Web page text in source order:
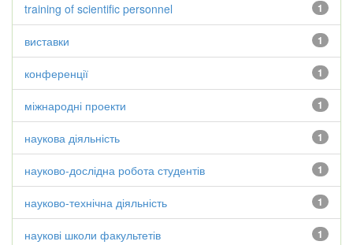
1
training of scientific personnel
1
виставки
1
конференції
1
міжнародні проекти
1
наукова діяльність
1
науково-дослідна робота студентів
1
науково-технічна діяльність
1
наукові школи факультетів